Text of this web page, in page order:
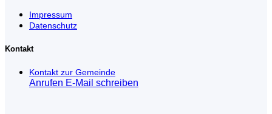
Impressum
Datenschutz
Kontakt
Kontakt zur Gemeinde
Anrufen E-Mail schreiben